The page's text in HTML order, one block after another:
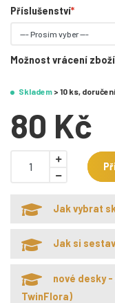
Příslušenství
Možnost vrácení
Skladem > 10 ks,
80 Kč
Jak vybrat
Jak si
nové desky
TwinFlora)